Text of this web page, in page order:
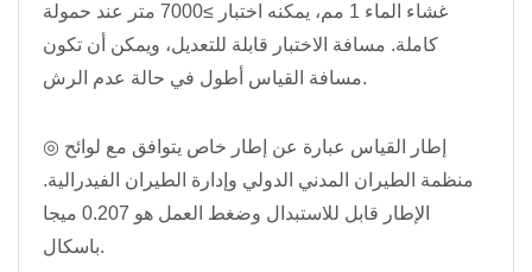
غشاء الماء 1 مم، يمكنه اختبار ≥7000 متر عند حمولة
كاملة. مسافة الاختبار قابلة للتعديل، ويمكن أن تكون
مسافة القياس أطول في حالة عدم الرش.
◎ إطار القياس عبارة عن إطار خاص يتوافق مع لوائح
منظمة الطيران المدني الدولي وإدارة الطيران الفيدرالية.
الإطار قابل للاستبدال وضغط العمل هو 0.207 ميجا
باسكال.